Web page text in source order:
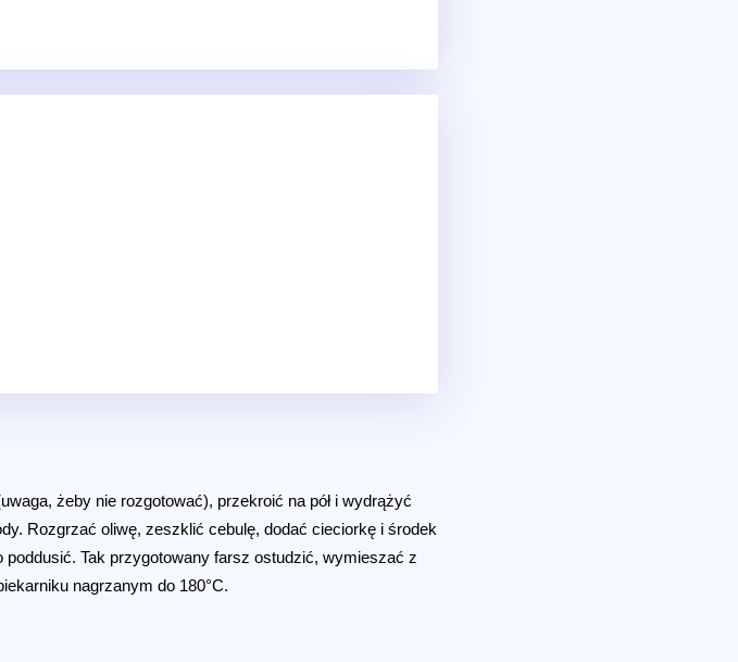
żeby nie rozgotować), przekroić na pół i wydrążyć
Rozgrzać oliwę, zeszklić cebulę, dodać cieciorkę i środek
Tak przygotowany farsz ostudzić, wymieszać z
nagrzanym do 180°C.